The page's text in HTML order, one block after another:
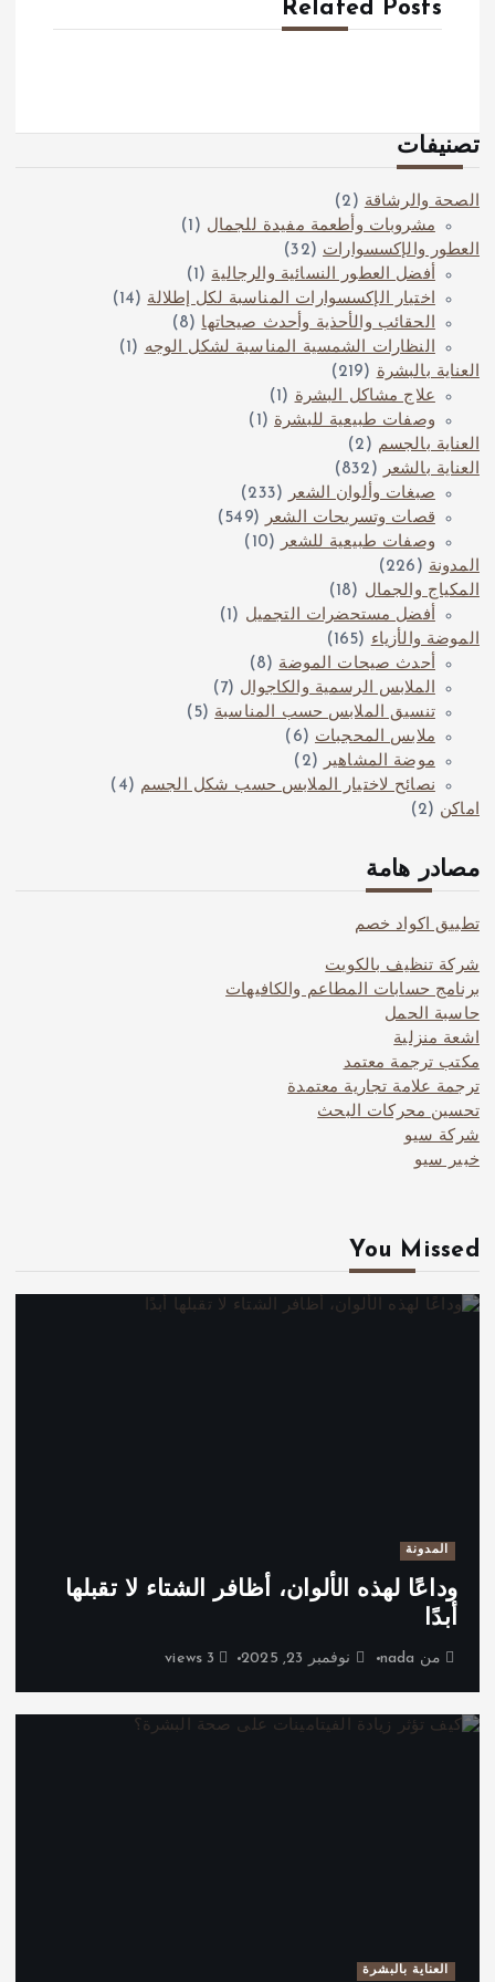
Related Posts
تصنيفات
الصحة والرشاقة (2)
مشروبات وأطعمة مفيدة للجمال (1)
العطور والإكسسوارات (32)
أفضل العطور النسائية والرجالية (1)
اختيار الإكسسوارات المناسبة لكل إطلالة (14)
الحقائب والأحذية وأحدث صيحاتها (8)
النظارات الشمسية المناسبة لشكل الوجه (1)
العناية بالبشرة (219)
علاج مشاكل البشرة (1)
وصفات طبيعية للبشرة (1)
العناية بالجسم (2)
العناية بالشعر
(832)
صبغات وألوان الشعر
(233)
قصات وتسريحات الشعر
(549)
وصفات طبيعية للشعر
(10)
المدونة (226)
المكياج والجمال (18)
أفضل مستحضرات التجميل (1)
الموضة والأزياء (165)
أحدث صيحات الموضة (8)
الملابس الرسمية والكاجوال (7)
تنسيق الملابس حسب المناسبة (5)
ملابس المحجبات (6)
موضة المشاهير
(2)
نصائح لاختيار الملابس حسب شكل الجسم (4)
اماكن (2)
مصادر هامة
تطبيق اكواد خصم
شركة تنظيف بالكويت
برنامج حسابات المطاعم والكافيهات
حاسبة الحمل
اشعة منزلية
مكتب ترجمة معتمد
ترجمة علامة تجارية معتمدة
تحسين محركات البحث
شركة سيو
خبير سيو
You Missed
المدونة
وداعًا لهذه الألوان، أظافر الشتاء لا تقبلها
أبدًا
من nada نوفمبر 23, 2025
العناية بالبشرة